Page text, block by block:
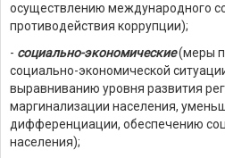
осуществлению международного
противодействия коррупции);
- социально-экономические(меры
социально-экономической
выравниванию уровня развития
маргинализации населения,
дифференциации, обеспечению
населения);